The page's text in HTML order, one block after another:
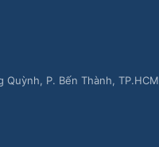
Quỳnh, P. Bến Thành, TP.HCM